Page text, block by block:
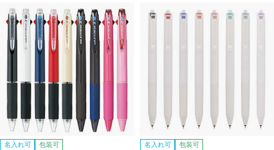
名入れ可 包装可 名入れ可 包装可